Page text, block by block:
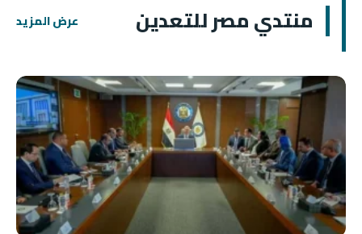
منتدي مصر للتعدين عرض المزيد